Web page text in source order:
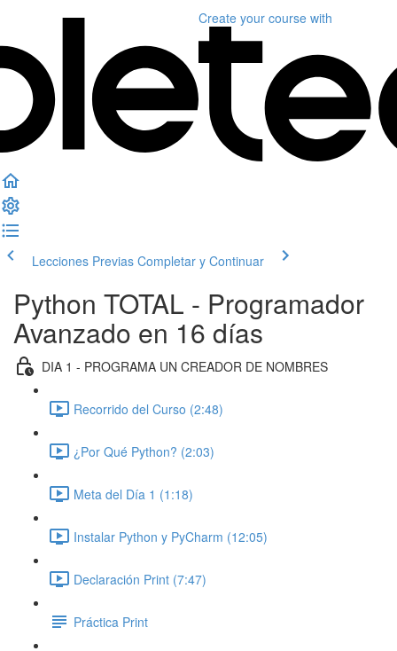
Create your course with
Lecciones Previas Completar y Continuar
Python TOTAL - Programador
Avanzado en 16 días
DIA 1 - PROGRAMA UN CREADOR DE NOMBRES
Recorrido del Curso (2:48)
¿Por Qué Python? (2:03)
Meta del Día 1 (1:18)
Instalar Python y PyCharm (12:05)
Declaración Print (7:47)
Práctica Print